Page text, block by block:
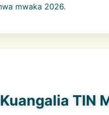
mwaka 2026.
TIN